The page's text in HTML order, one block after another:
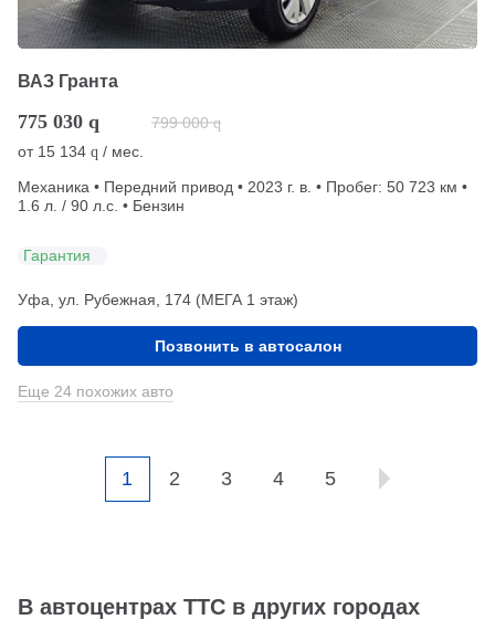
ВАЗ Гранта
775 030 q 799 000 q
от 15 134 q / мес.
Механика • Передний привод • 2023 г. в. • Пробег: 50 723 км •
1.6 л. / 90 л.с. • Бензин
Гарантия
Уфа, ул. Рубежная, 174 (МЕГА 1 этаж)
Позвонить в автосалон
Еще 24 похожих авто
1 2 3 4 5
В автоцентрах ТТС в других городах